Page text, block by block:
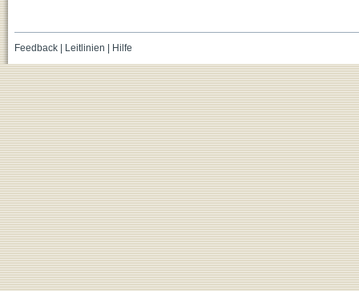
Feedback| Leitlinien | Hilfe